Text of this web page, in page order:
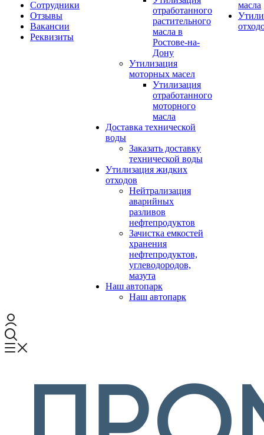
Сотрудники
Отзывы
Вакансии
Реквизиты
отработанного
растительного
масла в
Ростове-на-
Дону
Утилизация
моторных масел
Утилизация
отработанного
моторного
масла
Доставка технической
воды
Заказать доставку
технической воды
Утилизация жидких
отходов
Нейтрализация
аварийных
разливов
нефтепродуктов
Зачистка емкостей
хранения
нефтепродуктов,
углеводородов,
мазута
Наш автопарк
Наш автопарк
масла